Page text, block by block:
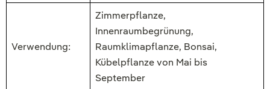
Verwendung:
Zimmerpflanze,
Innenraumbegrünung,
Raumklimapflanze, Bonsai,
Kübelpflanze von Mai bis
September